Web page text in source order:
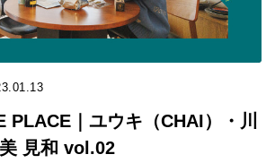
PLACE｜ユウキ（CHAI）・川
見和 vol.02